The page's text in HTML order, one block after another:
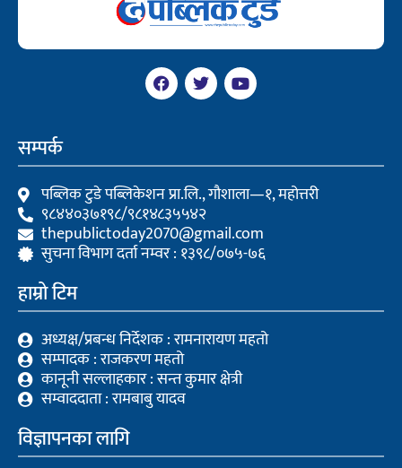
F
a
c
o
k
T
w
i
r
Y
o
u
e
सम्पर्क
पब्लिक टुडे पब्लिकेशन प्रा.लि., गौशाला—१, महोत्तरी
९८४४०३७१९८/९८१४८३५५४२
thepublictoday2070@gmail.com
सुचना विभाग दर्ता नम्वर : १३९८/०७५-७६
हाम्रो टिम
अध्यक्ष/प्रबन्ध निर्देशक : रामनारायण महतो
सम्पादक : राजकरण महतो
कानूनी सल्लाहकार : सन्त कुमार क्षेत्री
सम्वाददाता : रामबाबु यादव
विज्ञापनका लागि